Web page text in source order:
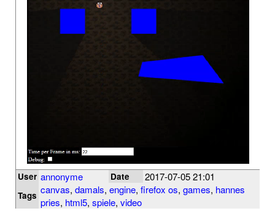
User annonyme Date 2017-07-05 21:01
Tags canvas, damals, engine, firefox os, games, hannes
pries, html5, spiele, video